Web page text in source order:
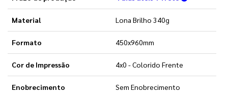
Material Lona Brilho 340g
Formato 450x960mm
Cor de Impressão 4x0 - Colorido Frente
Enobrecimento Sem Enobrecimento